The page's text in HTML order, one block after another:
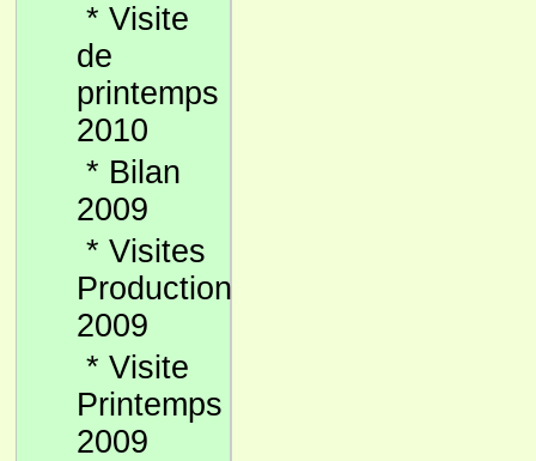
* Visite
de
printemps
2010
* Bilan
2009
* Visites
Production
2009
* Visite
Printemps
2009